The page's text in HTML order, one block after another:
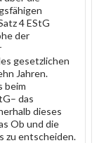
4 EStG
der
gesetzlichen
Jahren.
beim
das
dieses
Ob und die
zu entscheiden.